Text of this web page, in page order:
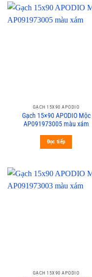
GẠCH 15X90 APODIO
Gạch 15×90 APODIO Mộc
AP091973005 màu xám
Đọc tiếp
GẠCH 15X90 APODIO